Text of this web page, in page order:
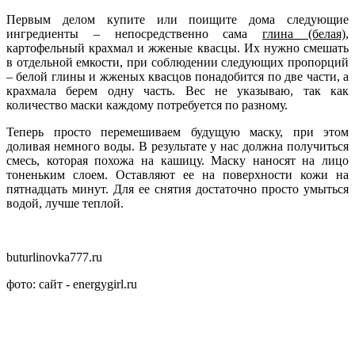
Первым делом купите или поищите дома следующие
ингредиенты – непосредственно самаглина (белая),
картофельный крахмал и жженые квасцы. Их нужно смешать
в отдельной емкости, при соблюдении следующих пропорций
– белой глины и жженых квасцов понадобится по две части, а
крахмала берем одну часть. Вес не указываю, так как
количество маски каждому потребуется по разному.
Теперь просто перемешиваем будущую маску, при этом
доливая немного воды. В результате у нас должна получиться
смесь, которая похожа на кашицу. Маску наносят на лицо
тоненьким слоем. Оставляют ее на поверхности кожи на
пятнадцать минут. Для ее снятия достаточно просто умыться
водой, лучше теплой.
buturlinovka777.ru
фото: сайт - energygirl.ru